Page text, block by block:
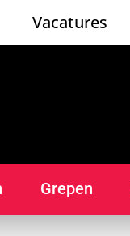
Vacatures
Grepen